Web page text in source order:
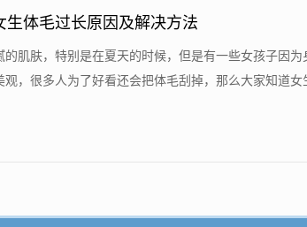
生体毛过长原因及解决方法
肌肤，特别是在夏天的时候，但是有一些女孩子因为
，很多人为了好看还会把体毛刮掉，那么大家知道女